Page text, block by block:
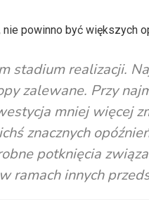
powinno być większych
stadium realizacji.
zalewane. Przy
mniej więcej
znacznych
potknięcia
ramach innych